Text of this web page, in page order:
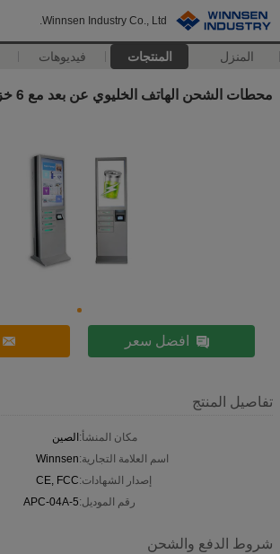
Winnsen Industry Co., Ltd.
المنزل المنتجات فيديوهات
محطات الشحن الهاتف الخليوي عن بعد مع 6 خزائن كهربائية
افضل سعر
تفاصيل المنتج
مكان المنشأ:الصين
اسم العلامة التجارية:Winnsen
إصدار الشهادات:CE, FCC
رقم الموديل:APC-04A-5
شروط الدفع والشحن